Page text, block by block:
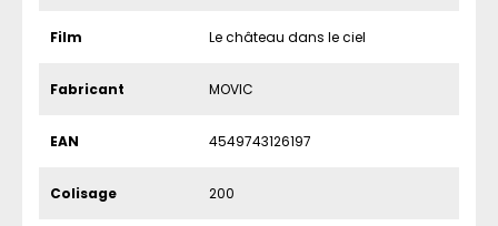
Film Le château dans le ciel
Fabricant MOVIC
EAN 4549743126197
Colisage 200